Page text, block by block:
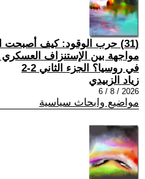
(31) حرب الوقود: كيف أصبحت
مواجهة بين الإستنزاف العسكري
في روسيا؟ الجزء الثاني 2-2
زياد الزبيدي
2026 / 8 / 6
مواضيع وابحاث سياسية